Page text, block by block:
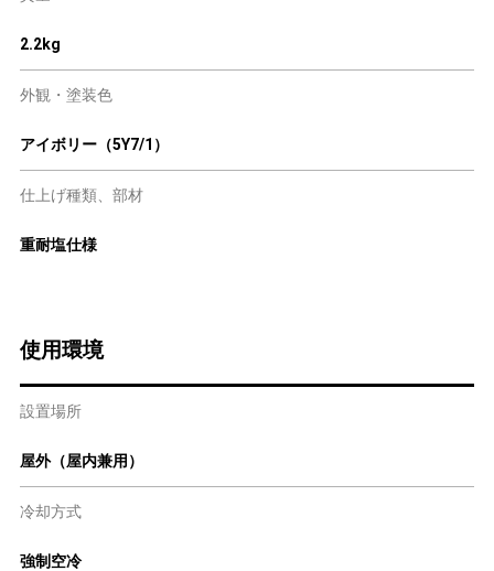
2.2kg
外観・塗装色
アイボリー（5Y7/1）
仕上げ種類、部材
重耐塩仕様
使用環境
設置場所
屋外（屋内兼用）
冷却方式
強制空冷